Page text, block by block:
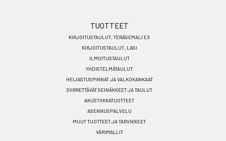
TUOTTEET
KIRJOITUSTAULUT, TERÄSEMALI E3
KIRJOITUSTAULUT, LASI
ILMOITUSTAULUT
YHDISTELMÄTAULUT
HEIJASTUSPINNAT JA VALKOKANKAAT
SIIRRETTÄVÄT SEINÄKKEET JA TAULUT
AKUSTIIKKATUOTTEET
ASENNUSPALVELU
MUUT TUOTTEET JA TARVIKKEET
VÄRIMALLIT